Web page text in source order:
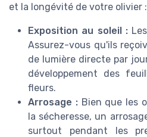
et la longévité de votre olivier :
Exposition au soleil :
Assurez-vous qu'ils
de lumière directe par
développement des
fleurs.
Arrosage :Bien que les
la sécheresse, un
surtout pendant les